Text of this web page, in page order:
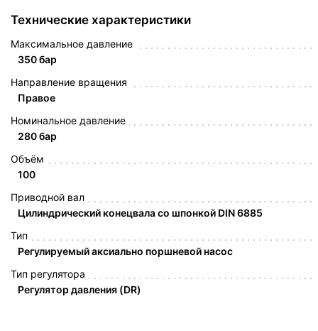
Технические характеристики
Максимальное давление
350 бар
Направление вращения
Правое
Номинальное давление
280 бар
Объём
100
Приводной вал
Цилиндрический конецвала со шпонкой DIN 6885
Тип
Регулируемый аксиально поршневой насос
Тип регулятора
Регулятор давления (DR)